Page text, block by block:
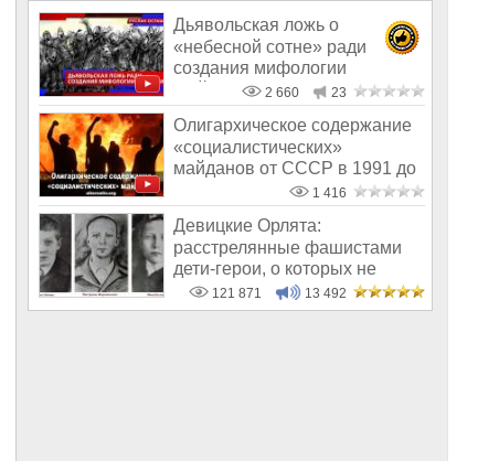
Дьявольская ложь о
«небесной сотне» ради
создания мифологии
Майдана
2 660 23
Олигархическое содержание
«социалистических»
майданов от СССР в 1991 до
1 416
Девицкие Орлята:
расстрелянные фашистами
дети-герои, о которых не
рассказывают в шк
121 871 13 492